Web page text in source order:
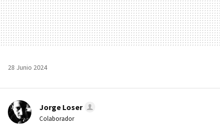
28 Junio 2024
Jorge Loser
Colaborador